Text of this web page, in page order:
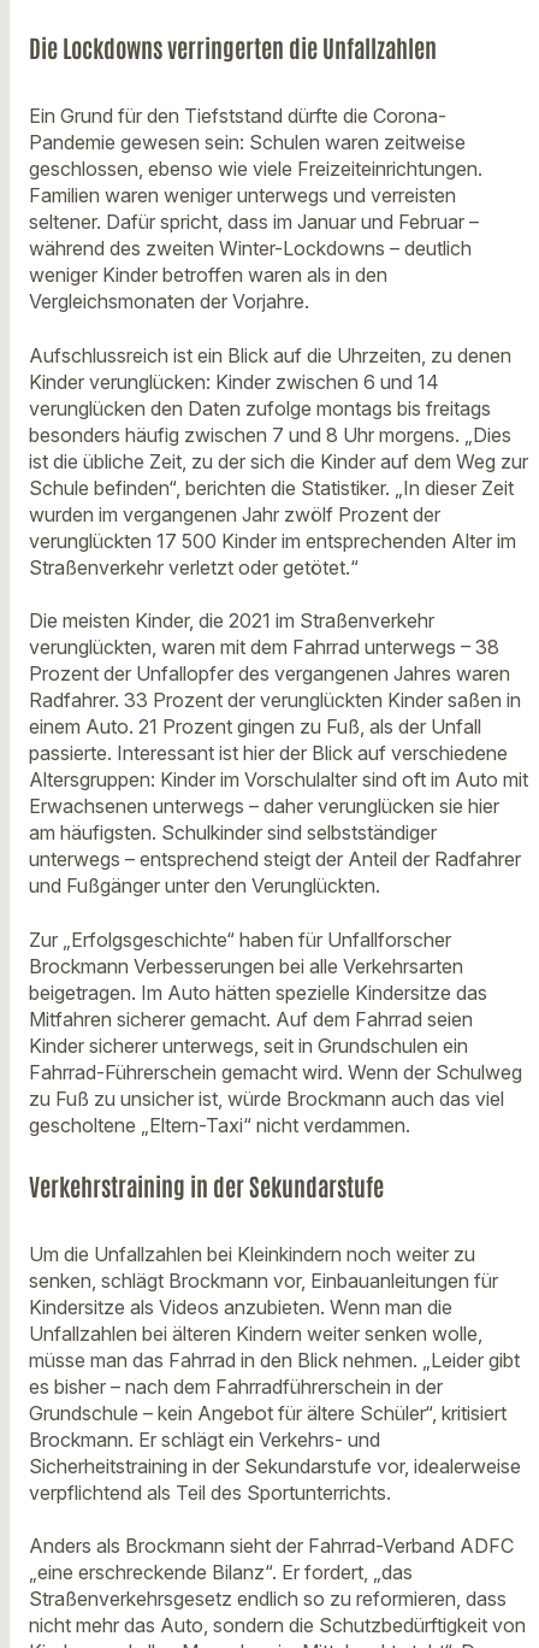
Die Lockdowns verringerten die Unfallzahlen
Ein Grund für den Tiefststand dürfte die Corona-
Pandemie gewesen sein: Schulen waren zeitweise
geschlossen, ebenso wie viele Freizeiteinrichtungen.
Familien waren weniger unterwegs und verreisten
seltener. Dafür spricht, dass im Januar und Februar –
während des zweiten Winter-Lockdowns – deutlich
weniger Kinder betroffen waren als in den
Vergleichsmonaten der Vorjahre.
Aufschlussreich ist ein Blick auf die Uhrzeiten, zu denen
Kinder verunglücken: Kinder zwischen 6 und 14
verunglücken den Daten zufolge montags bis freitags
besonders häufig zwischen 7 und 8 Uhr morgens. „Dies
ist die übliche Zeit, zu der sich die Kinder auf dem Weg zur
Schule befinden“, berichten die Statistiker. „In dieser Zeit
wurden im vergangenen Jahr zwölf Prozent der
verunglückten 17 500 Kinder im entsprechenden Alter im
Straßenverkehr verletzt oder getötet.“
Die meisten Kinder, die 2021 im Straßenverkehr
verunglückten, waren mit dem Fahrrad unterwegs – 38
Prozent der Unfallopfer des vergangenen Jahres waren
Radfahrer. 33 Prozent der verunglückten Kinder saßen in
einem Auto. 21 Prozent gingen zu Fuß, als der Unfall
passierte. Interessant ist hier der Blick auf verschiedene
Altersgruppen: Kinder im Vorschulalter sind oft im Auto mit
Erwachsenen unterwegs – daher verunglücken sie hier
am häufigsten. Schulkinder sind selbstständiger
unterwegs – entsprechend steigt der Anteil der Radfahrer
und Fußgänger unter den Verunglückten.
Zur „Erfolgsgeschichte“ haben für Unfallforscher
Brockmann Verbesserungen bei alle Verkehrsarten
beigetragen. Im Auto hätten spezielle Kindersitze das
Mitfahren sicherer gemacht. Auf dem Fahrrad seien
Kinder sicherer unterwegs, seit in Grundschulen ein
Fahrrad-Führerschein gemacht wird. Wenn der Schulweg
zu Fuß zu unsicher ist, würde Brockmann auch das viel
gescholtene „Eltern-Taxi“ nicht verdammen.
Verkehrstraining in der Sekundarstufe
Um die Unfallzahlen bei Kleinkindern noch weiter zu
senken, schlägt Brockmann vor, Einbauanleitungen für
Kindersitze als Videos anzubieten. Wenn man die
Unfallzahlen bei älteren Kindern weiter senken wolle,
müsse man das Fahrrad in den Blick nehmen. „Leider gibt
es bisher – nach dem Fahrradführerschein in der
Grundschule – kein Angebot für ältere Schüler“, kritisiert
Brockmann. Er schlägt ein Verkehrs- und
Sicherheitstraining in der Sekundarstufe vor, idealerweise
verpflichtend als Teil des Sportunterrichts.
Anders als Brockmann sieht der Fahrrad-Verband ADFC
„eine erschreckende Bilanz“. Er fordert, „das
Straßenverkehrsgesetz endlich so zu reformieren, dass
nicht mehr das Auto, sondern die Schutzbedürftigkeit von